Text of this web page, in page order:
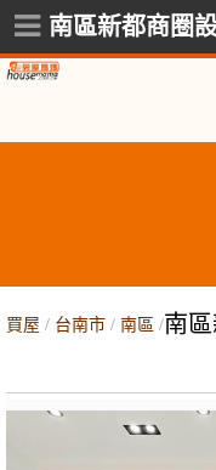
買屋 / 台南市 / 南區 /南